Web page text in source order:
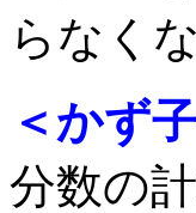
らなく
＜かず
分数の